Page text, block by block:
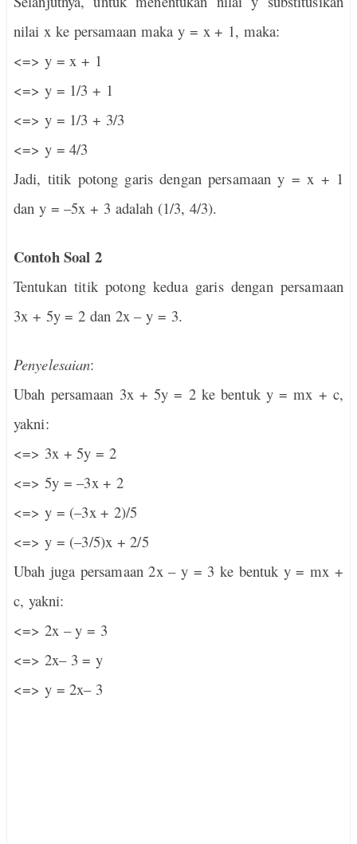
nilai x ke persamaan maka y = x + 1, maka:
<=> y = x + 1
<=> y = 1/3 + 1
<=> y = 1/3 + 3/3
<=> y = 4/3
Jadi, titik potong garis dengan persamaan y = x + 1
dan y = –5x + 3 adalah (1/3, 4/3).
Contoh Soal 2
Tentukan titik potong kedua garis dengan persamaan
3x + 5y = 2 dan 2x – y = 3.
Penyelesaian:
Ubah persamaan 3x + 5y = 2 ke bentuk y = mx + c,
yakni:
<=> 3x + 5y = 2
<=> 5y = –3x + 2
<=> y = (–3x + 2)/5
<=> y = (–3/5)x + 2/5
Ubah juga persamaan 2x – y = 3 ke bentuk y = mx +
c, yakni:
<=> 2x – y = 3
<=> 2x– 3 = y
<=> y = 2x– 3